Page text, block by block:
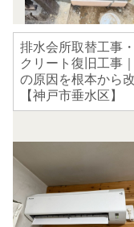
排水会所取替工事
クリート復旧工事
の原因を根本から
【神戸市垂水区】